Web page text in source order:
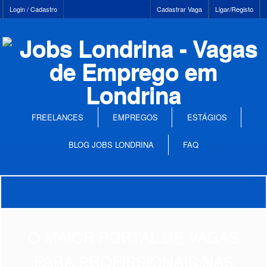
Login / Cadastro Ligar/Registo
Cadastrar Vaga
FREELANCES EMPREGOS ESTÁGIOS
BLOG JOBS LONDRINA FAQ